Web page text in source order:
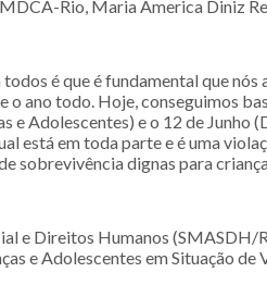
Rio, Maria America Diniz
é que é fundamental que
o ano todo. Hoje, conseguimos
e Adolescentes) e o 12 de
está em toda parte e é uma
sobrevivência dignas para
e Direitos Humanos (SMASDH/
e Adolescentes em Situação de